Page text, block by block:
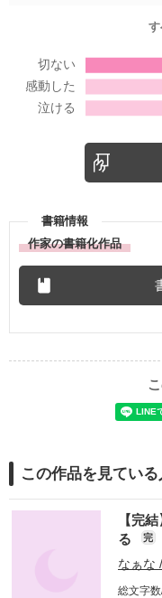
す
書籍情報
作家の書籍化作品
この作品を見てい
【完
る
完
なぁな
総文字